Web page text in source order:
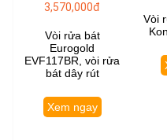
3,570,000đ
Vòi rửa bát
Eurogold
EVF117BR, vòi rửa
bát dây rút
Xem ngay
Vòi